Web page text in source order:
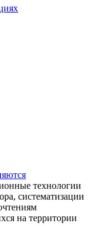
технологии
систематизации
на территории